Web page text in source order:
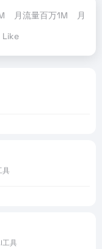
月流量百万1M
月流
Like
具
具